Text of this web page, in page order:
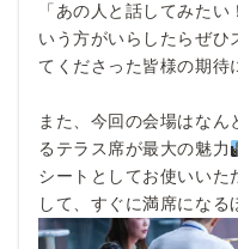
「あの人と話してみた
いう方がいらしたらぜひ
てくださった皆様の期待
また、今回の会場はな
るテラス席が最大の魅力
シートとしてお使いいた
して、すぐに満席にな